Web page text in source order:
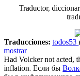
Traductor,
Traducciones: todos53
mostrar
Had Volckernot acted,
inflation. Если бы